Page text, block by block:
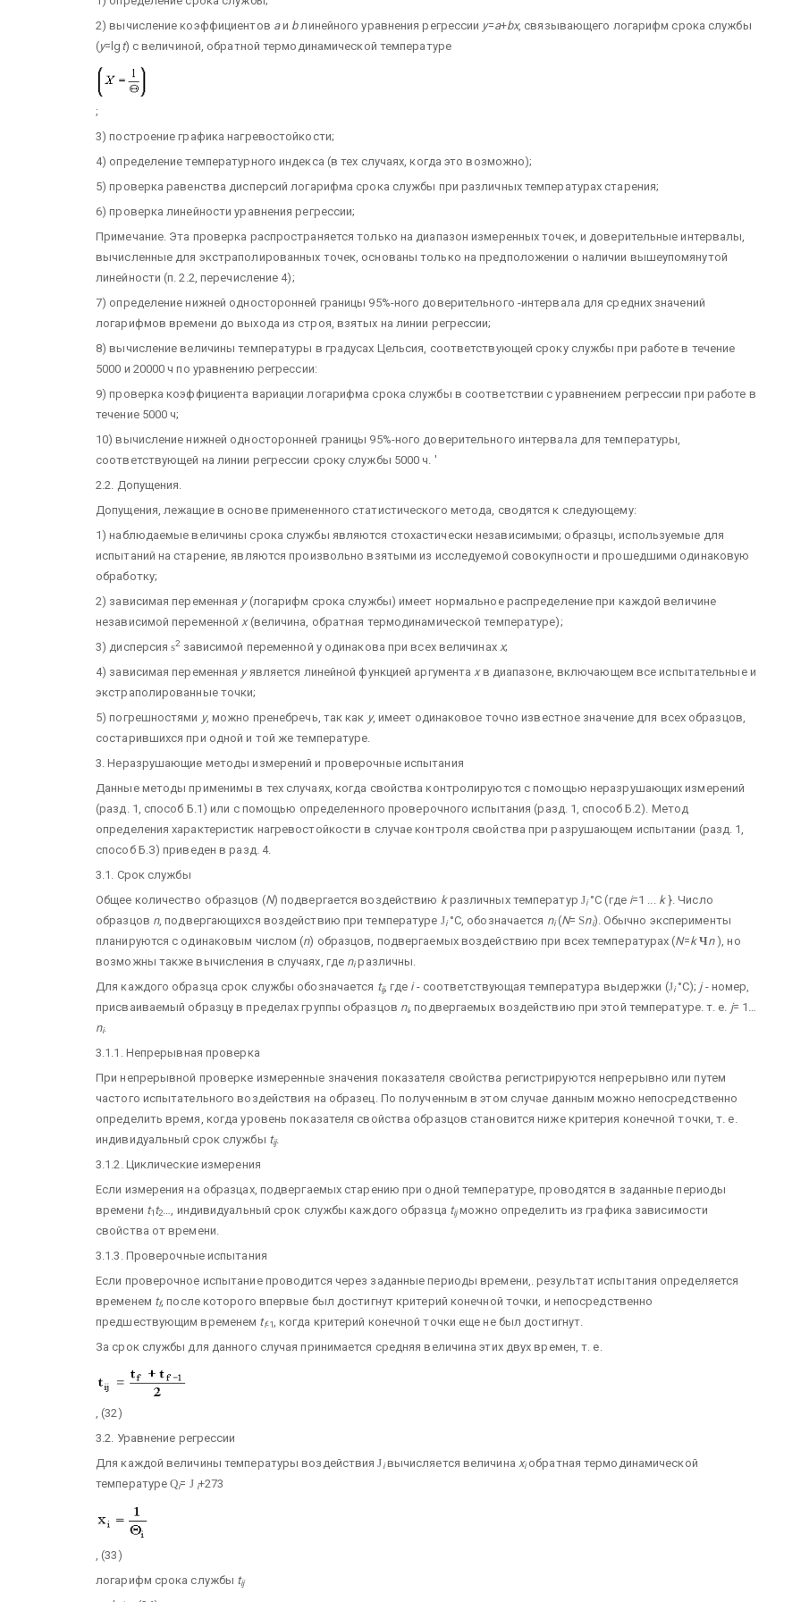
2) вычисление коэффициентов aи bлинейного уравнения регрессии y=a+bx, связывающего логарифм срока службы
(y=lg t) с величиной, обратной термодинамической температуре
;
3) построение графика нагревостойкости;
4) определение температурного индекса (в тех случаях, когда это возможно);
5) проверка равенства дисперсий логарифма срока службы при различных температурах старения;
6) проверка линейности уравнения регрессии;
Примечание. Эта проверка распространяется только на диапазон измеренных точек, и доверительные интервалы,
вычисленные для экстраполированных точек, основаны только на предположении о наличии вышеупомянутой
линейности (п. 2.2, перечисление 4);
7) определение нижней односторонней границы 95%-ного доверительного -интервала для средних значений
логарифмов времени до выхода из строя, взятых на линии регрессии;
8) вычисление величины температуры в градусах Цельсия, соответствующей сроку службы при работе в течение
5000 и 20000 ч по уравнению регрессии:
9) проверка коэффициента вариации логарифма срока службы в соответствии с уравнением регрессии при работе в
течение 5000 ч;
10) вычисление нижней односторонней границы 95%-ного доверительного интервала для температуры,
соответствующей на линии регрессии сроку службы 5000 ч. '
2.2. Допущения.
Допущения, лежащие в основе примененного статистического метода, сводятся к следующему:
1) наблюдаемые величины срока службы являются стохастически независимыми; образцы, используемые для
испытаний на старение, являются произвольно взятыми из исследуемой совокупности и прошедшими одинаковую
обработку;
2) зависимая переменная у(логарифм срока службы) имеет нормальное распределение при каждой величине
независимой переменной х(величина, обратная термодинамической температуре);
3) дисперсияs2зависимой переменной у одинакова при всех величинах х;
4) зависимая переменная уявляется линейной функцией аргумента хв диапазоне, включающем все испытательные и
экстраполированные точки;
5) погрешностями у, можно пренебречь, так как у, имеет одинаковое точно известное значение для всех образцов,
состарившихся при одной и той же температуре.
3. Неразрушающие методы измерений и проверочные испытания
Данные методы применимы в тех случаях, когда свойства контролируются с помощью неразрушающих измерений
(разд. 1, способ Б.1) или с помощью определенного проверочного испытания (разд. 1, способ Б.2). Метод
определения характеристик нагревостойкости в случае контроля свойства при разрушающем испытании (разд. 1,
способ Б.З) приведен в разд. 4.
3.1. Срок службы
Общее количество образцов (N) подвергается воздействию kразличных температур Ji°С (где i=1 ... k}. Число
образцов n, подвергающихся воздействию при температуре Ji°С, обозначается ni(N= Sni). Обычно эксперименты
планируются с одинаковым числом (n) образцов, подвергаемых воздействию при всех температурах (N=k Чn), но
возможны также вычисления в случаях, где niразличны.
Для каждого образца срок службы обозначается tij, где i- соответствующая температура выдержки (Ji°C); j- номер,
присваиваемый образцу в пределах группы образцов ni, подвергаемых воздействию при этой температуре. т. е. j= 1…
ni.
3.1.1. Непрерывная проверка
При непрерывной проверке измеренные значения показателя свойства регистрируются непрерывно или путем
частого испытательного воздействия на образец. По полученным в этом случае данным можно непосредственно
определить время, когда уровень показателя свойства образцов становится ниже критерия конечной точки, т. е.
индивидуальный срок службы tij.
3.1.2. Циклические измерения
Если измерения на образцах, подвергаемых старению при одной температуре, проводятся в заданные периоды
времени t1t2 …, индивидуальный срок службы каждого образца tijможно определить из графика зависимости
свойства от времени.
3.1.3. Проверочные испытания
Если проверочное испытание проводится через заданные периоды времени,. результат испытания определяется
временем tf, после которого впервые был достигнут критерий конечной точки, и непосредственно
предшествующим временем tf-1
, когда критерий конечной точки еще не был достигнут.
За срок службы для данного случая принимается средняя величина этих двух времен, т. е.
, (32)
3.2. Уравнение регрессии
Для каждой величины температуры воздействияJiвычисляется величина xiобратная термодинамической
температуреQi= J i+273
, (33)
логарифм срока службы tij